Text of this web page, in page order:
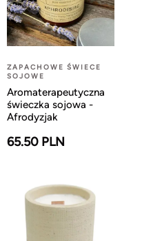
ZAPACHOWE ŚWIECE
SOJOWE
Aromaterapeutyczna
świeczka sojowa -
Afrodyzjak
65.50 PLN